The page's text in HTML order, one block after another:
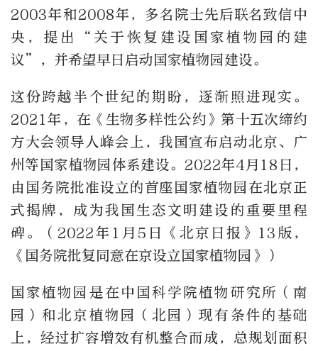
2003年和2008年，多名院士先后联名致信中
央，提出“关于恢复建设国家植物园的建
议”，并希望早日启动国家植物园建设。
这份跨越半个世纪的期盼，逐渐照进现实。
2021年，在《生物多样性公约》第十五次缔约
方大会领导人峰会上，我国宣布启动北京、广
州等国家植物园体系建设。2022年4月18日，
由国务院批准设立的首座国家植物园在北京正
式揭牌，成为我国生态文明建设的重要里程
碑。（2022年1月5日《北京日报》13版，
《国务院批复同意在京设立国家植物园》）
国家植物园是在中国科学院植物研究所（南
园）和北京植物园（北园）现有条件的基础
上，经过扩容增效有机整合而成，总规划面积